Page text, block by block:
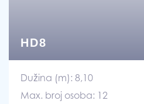
HD8
Dužina (m): 8,10
Max. broj osoba: 12